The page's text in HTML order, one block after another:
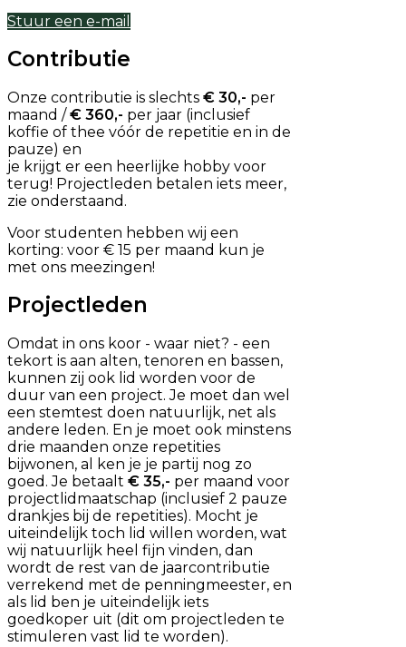
Stuur een e-mail
Contributie
Onze contributie is slechts € 30,- per
maand /€ 360,- per jaar (inclusief
koffie of thee vóór de repetitie en in de
pauze) en
je krijgt er een heerlijke hobby voor
terug! Projectleden betalen iets meer,
zie onderstaand.
Voor studenten hebben wij een
korting: voor € 15 per maand kun je
met ons meezingen!
Projectleden
Omdat in ons koor - waar niet? - een
tekort is aan alten, tenoren en bassen,
kunnen zij ook lid worden voor de
duur van een project. Je moet dan wel
een stemtest doen natuurlijk, net als
andere leden. En je moet ook minstens
drie maanden onze repetities
bijwonen, al ken je je partij nog zo
goed. Je betaalt € 35,- per maand voor
projectlidmaatschap (inclusief 2 pauze
drankjes bij de repetities). Mocht je
uiteindelijk toch lid willen worden, wat
wij natuurlijk heel fijn vinden, dan
wordt de rest van de jaarcontributie
verrekend met de penningmeester, en
als lid ben je uiteindelijk iets
goedkoper uit (dit om projectleden te
stimuleren vast lid te worden).